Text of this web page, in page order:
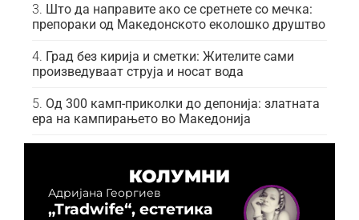
Што да направите ако се сретнете со мечка:
препораки од Македонското еколошко друштво
Град без кирија и сметки: Жителите сами
произведуваат струја и носат вода
Од 300 камп-приколки до депонија: златната
ера на кампирањето во Македонија
КОЛУМНИ
Адријана Георгиев
„Tradwife“, естетика